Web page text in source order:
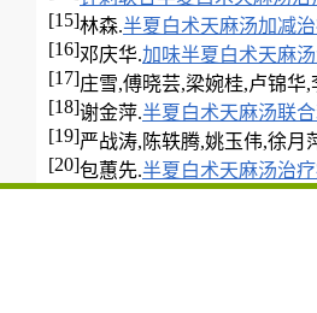
[15]林森.半夏白术天麻汤加减
[16]邓庆华.加味半夏白术天麻
[17]庄雪,傅晓芸,梁婉桂,卢锦华,
[18]谢金萍.半夏白术天麻汤联
[19]严战涛,陈轶腾,姚玉伟,徐月
[20]包蕙先.半夏白术天麻汤治